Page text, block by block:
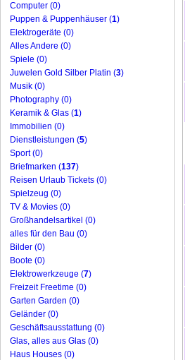
Computer (0)
Puppen & Puppenhäuser (1)
Elektrogeräte (0)
Alles Andere (0)
Spiele (0)
Juwelen Gold Silber Platin (3)
Musik (0)
Photography (0)
Keramik & Glas (1)
Immobilien (0)
Dienstleistungen (5)
Sport (0)
Briefmarken (137)
Reisen Urlaub Tickets (0)
Spielzeug (0)
TV & Movies (0)
Großhandelsartikel (0)
alles für den Bau (0)
Bilder (0)
Boote (0)
Elektrowerkzeuge (7)
Freizeit Freetime (0)
Garten Garden (0)
Geländer (0)
Geschäftsausstattung (0)
Glas, alles aus Glas (0)
Haus Houses (0)